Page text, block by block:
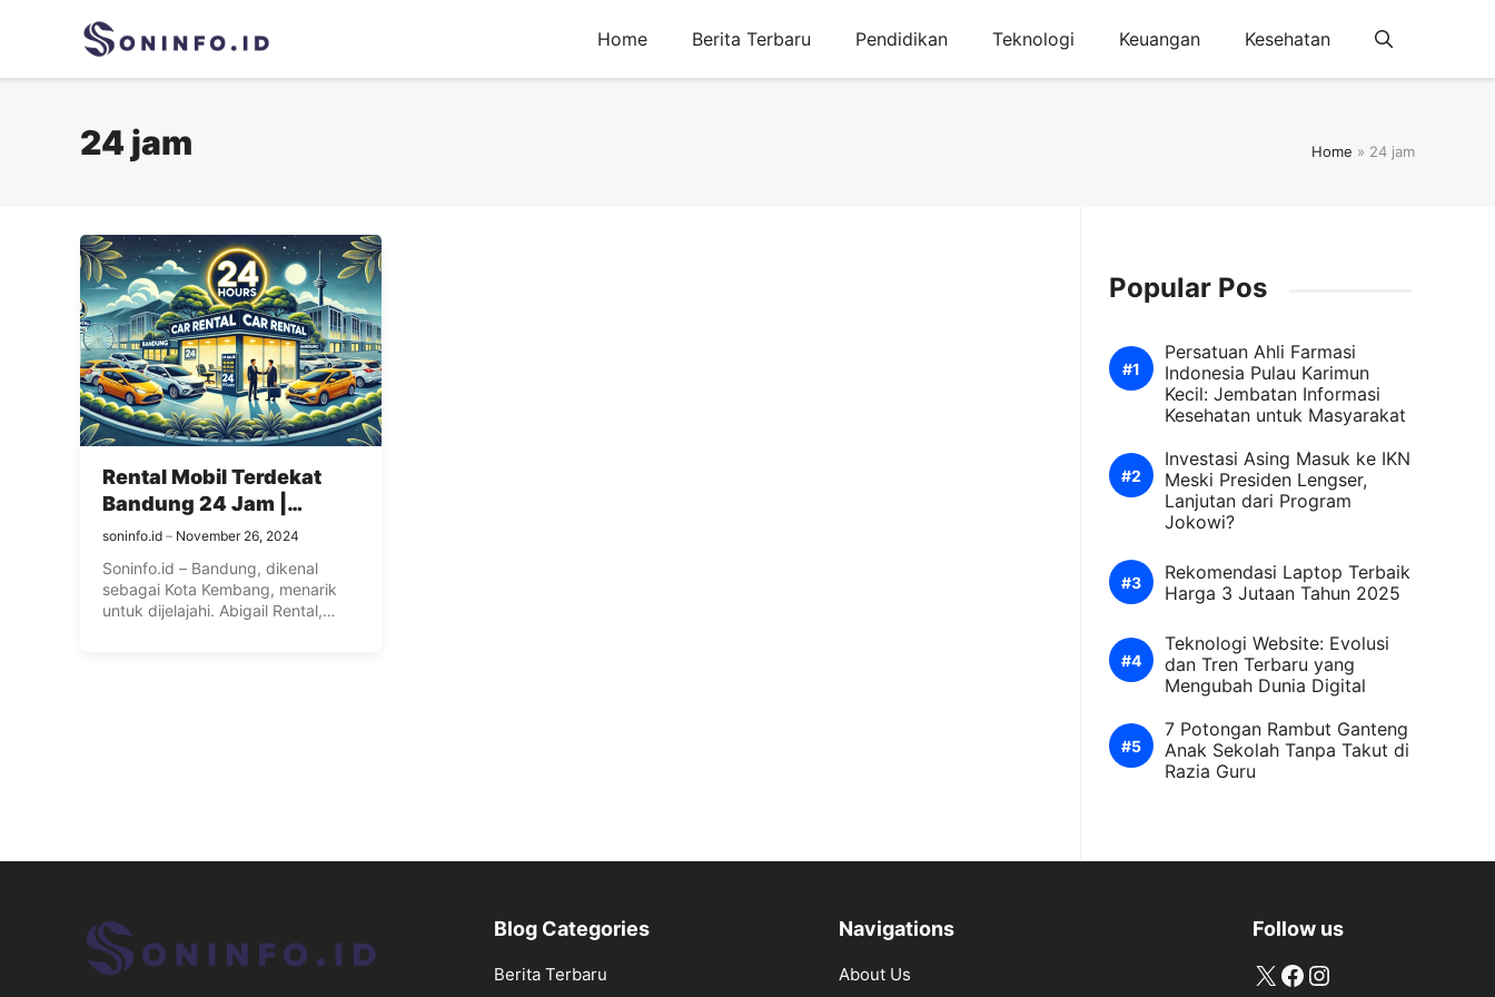
Home Berita Terbaru Pendidikan Teknologi Keuangan Kesehatan
24 jam Home » 24 jam
Rental Mobil Terdekat
Bandung 24 Jam |
Mengenal Kota Kembang
Dengan Sewa Mobil di
Abigail
soninfo.id November 26, 2024
Soninfo.id – Bandung, dikenal
sebagai Kota Kembang, menarik
untuk dijelajahi. Abigail Rental,
Popular Pos
Persatuan Ahli Farmasi
Indonesia Pulau Karimun
Kecil: Jembatan Informasi
Kesehatan untuk Masyarakat
Investasi Asing Masuk ke IKN
Meski Presiden Lengser,
Lanjutan dari Program
Jokowi?
Rekomendasi Laptop Terbaik
Harga 3 Jutaan Tahun 2025
Teknologi Website: Evolusi
dan Tren Terbaru yang
Mengubah Dunia Digital
7 Potongan Rambut Ganteng
Anak Sekolah Tanpa Takut di
Razia Guru
Blog Categories
Berita Terbaru
Navigations
About Us
Follow us
X Facebook
Instagram